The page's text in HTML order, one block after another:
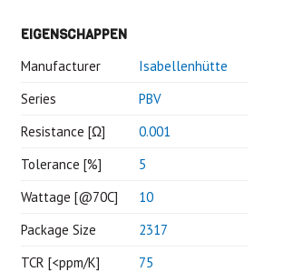
EIGENSCHAPPEN
Manufacturer
Isabellenhütte
Series
PBV
Resistance [Ω]
0.001
Tolerance [%]
5
Wattage [@70C]
10
Package Size
2317
TCR [<ppm/K]
75